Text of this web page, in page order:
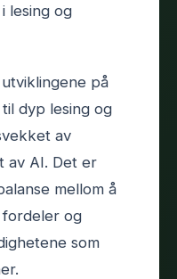
lesing og
på
dyp lesing og
av
av AI. Det er
mellom å
og
som